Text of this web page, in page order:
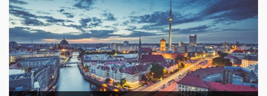
7 noches según circuito y fechas de salida. Es
fundamental que el circuito tenga salida posterior a la
fecha escogida y permita la salida deseada. El
suplemento por parada efectuada es de 40 Euros/52
Dólares por persona. Si la parada se realiza para tomar
otro circuito del mismo proveedor no se abonará este
suplemento.